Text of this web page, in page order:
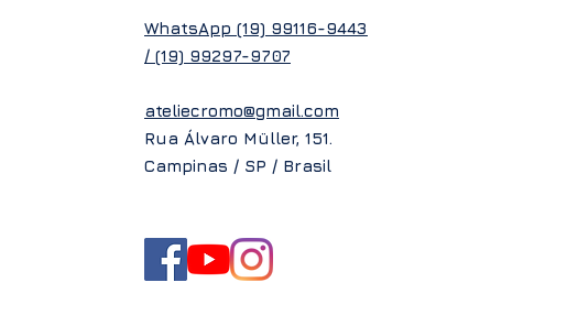
WhatsApp (19) 99116-9443
/ (19) 99297-9707
ateliecromo@gmail.com
Rua Álvaro Müller, 151.
Campinas / SP / Brasil